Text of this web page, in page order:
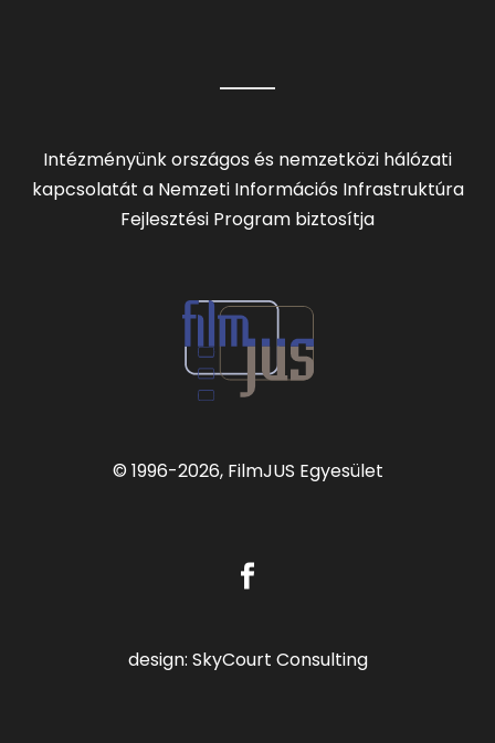
Intézményünk országos és nemzetközi hálózati
kapcsolatát a Nemzeti Információs Infrastruktúra
Fejlesztési Program biztosítja
© 1996-2026, FilmJUS Egyesület
design: SkyCourt Consulting